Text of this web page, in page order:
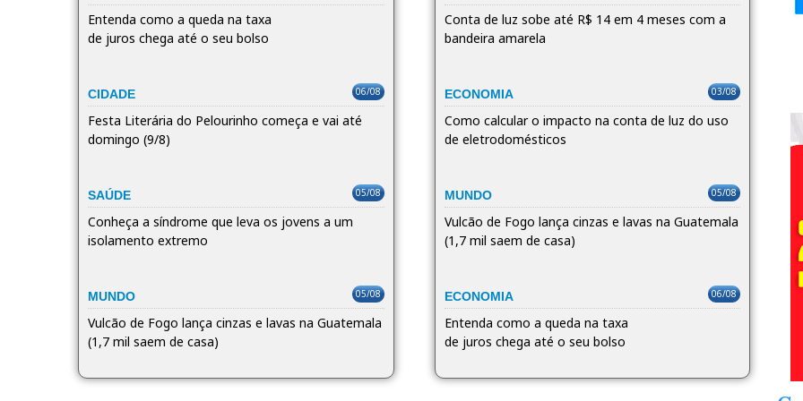
Entenda como a queda na taxa
de juros chega até o seu bolso
CIDADE 06/08
Festa Literária do Pelourinho começa e vai até
domingo (9/8)
SAÚDE 05/08
Conheça a síndrome que leva os jovens a um
isolamento extremo
MUNDO 05/08
Vulcão de Fogo lança cinzas e lavas na Guatemala
(1,7 mil saem de casa)
Conta de luz sobe até R$ 14 em 4 meses com a
bandeira amarela
ECONOMIA 03/08
Como calcular o impacto na conta de luz do uso
de eletrodomésticos
MUNDO 05/08
Vulcão de Fogo lança cinzas e lavas na Guatemala
(1,7 mil saem de casa)
ECONOMIA 06/08
Entenda como a queda na taxa
de juros chega até o seu bolso